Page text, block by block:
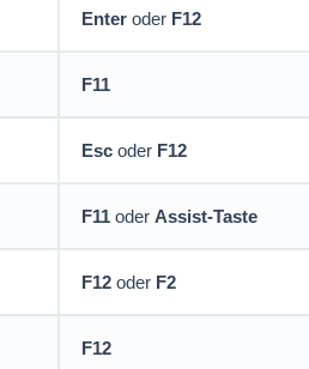
Enter oder F12
F11
Esc oder F12
F11 oder Assist-Taste
F12 oder F2
F12